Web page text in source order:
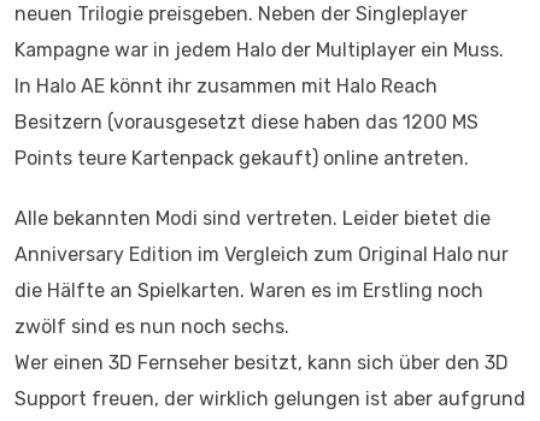
neuen Trilogie preisgeben. Neben der Singleplayer
Kampagne war in jedem Halo der Multiplayer ein Muss.
In Halo AE könnt ihr zusammen mit Halo Reach
Besitzern (vorausgesetzt diese haben das 1200 MS
Points teure Kartenpack gekauft) online antreten.
Alle bekannten Modi sind vertreten. Leider bietet die
Anniversary Edition im Vergleich zum Original Halo nur
die Hälfte an Spielkarten. Waren es im Erstling noch
zwölf sind es nun noch sechs.
Wer einen 3D Fernseher besitzt, kann sich über den 3D
Support freuen, der wirklich gelungen ist aber aufgrund